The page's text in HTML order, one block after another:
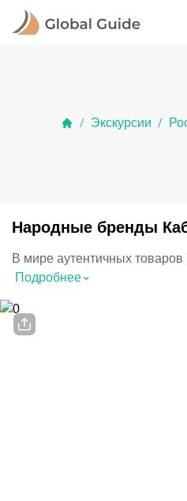
/ Экскурсии /
Народные бренды
В мире аутентичных товаров
Подробнее⌃